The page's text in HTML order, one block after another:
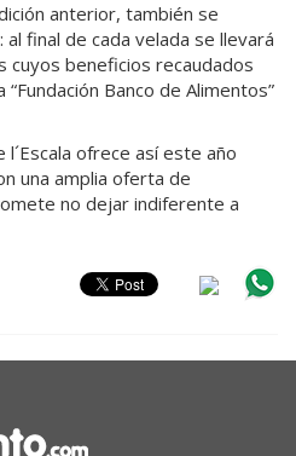
anterior, también se
final de cada velada se llevará
cuyos beneficios recaudados
Banco de Alimentos”
ofrece así este año
una amplia oferta de
no dejar indiferente a